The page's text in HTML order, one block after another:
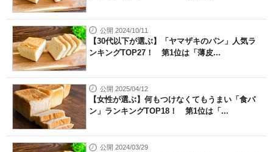
公開 2024/10/11
【30代以下が選ぶ】「ヤマザキのパン」人気ラ
ンキングTOP27！ 第1位は「薄皮...
公開 2025/04/12
【女性が選ぶ】何もつけなくてもうまい「食パ
ン」ランキングTOP18！ 第1位は「...
公開 2024/03/29